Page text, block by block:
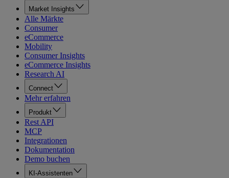
Market Insights
Alle Märkte
Consumer
eCommerce
Mobility
Consumer Insights
eCommerce Insights
Research AI
Connect
Mehr erfahren
Produkt
Rest API
MCP
Integrationen
Dokumentation
Demo buchen
KI-Assistenten